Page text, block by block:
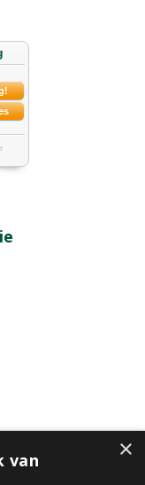
×
van